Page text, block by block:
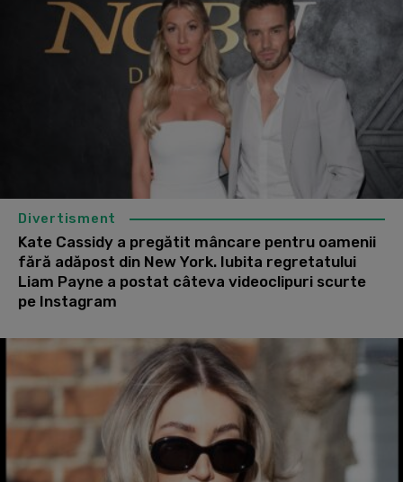
Divertisment
Kate Cassidy a pregătit mâncare pentru oamenii
fără adăpost din New York. Iubita regretatului
Liam Payne a postat câteva videoclipuri scurte
pe Instagram